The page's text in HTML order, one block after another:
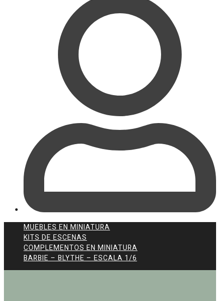
MUEBLES EN MINIATURA
KITS DE ESCENAS
COMPLEMENTOS EN MINIATURA
BARBIE – BLYTHE – ESCALA 1/6